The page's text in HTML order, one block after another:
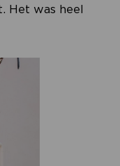
Het was heel